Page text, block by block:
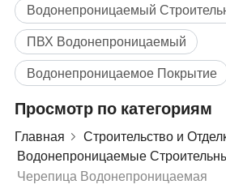
Хотите ли вы получить простую
наглядно иллюстрирует
водоотталкивой кровли и их
оптимальной защиты?
Название продукта Водонепроницаемое нижнее белье Стиль
Текстура Полипропилен Место установки прибора
Водонепроницаемый
ПВХ Водонепроницаемый
Водонепроницаемое Покрытие
Просмотр по категориям
Главная
Строительство и
Водонепроницаемые
Черепица Водонепроницаемая